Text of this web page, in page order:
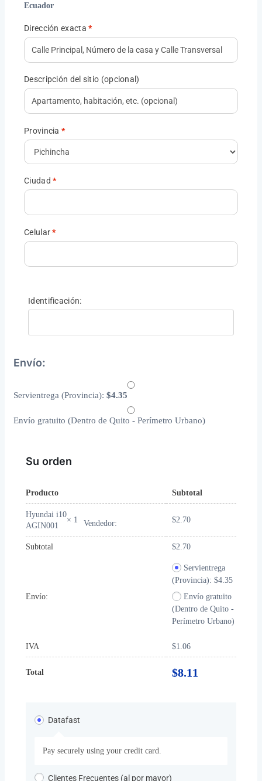
Ecuador
Dirección exacta*
Descripción del sitio (opcional)
Provincia *
Ciudad*
Celular*
Identificación:
Envío:
Servientrega (Provincia): $4.35
Envío gratuito (Dentro de Quito - Perímetro Urbano)
Su orden
Producto Subtotal
Hyundai i10
AGIN001
× 1 Vendedor: $2.70
Subtotal $2.70
Envío:
Servientrega
(Provincia): $4.35
Envío gratuito
(Dentro de Quito -
Perímetro Urbano)
IVA $1.06
Total $8.11
Datafast
Pay securely using your credit card.
Clientes Frecuentes (al por mayor)